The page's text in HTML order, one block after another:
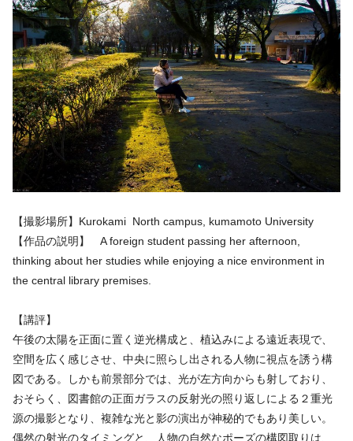
【撮影場所】Kurokami North campus, kumamoto University
【作品の説明】 A foreign student passing her afternoon,
thinking about her studies while enjoying a nice environment in
the central library premises.
【講評】
午後の太陽を正面に置く逆光構成と、植込みによる遠近表現で、
空間を広く感じさせ、中央に照らし出される人物に視点を誘う構
図である。しかも前景部分では、光が左方向からも射しており、
おそらく、図書館の正面ガラスの反射光の照り返しによる２重光
源の撮影となり、複雑な光と影の演出が神秘的でもあり美しい。
偶然の射光のタイミングと、人物の自然なポーズの構図取りは、